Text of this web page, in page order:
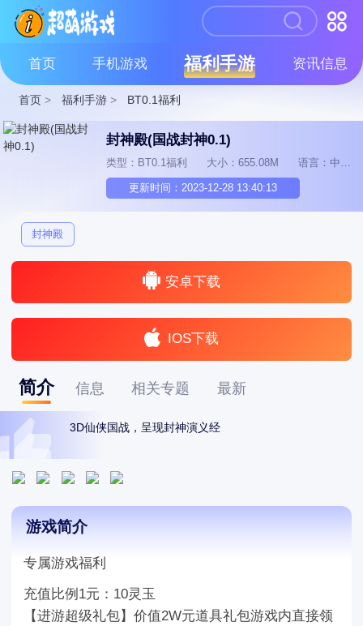
首页 手机游戏 福利手游 资讯信息
首页 > 福利手游 > BT0.1福利
封神殿(国战封神0.1)
类型：BT0.1福利 大小：655.08M 语言：中文
更新时间：2023-12-28 13:40:13
封神殿
安卓下载
IOS下载
简介 信息 相关专题 最新
3D仙侠国战，呈现封神演义经
游戏简介
专属游戏福利
充值比例1元：10灵玉
【进游超级礼包】价值2W元道具礼包游戏内直接领